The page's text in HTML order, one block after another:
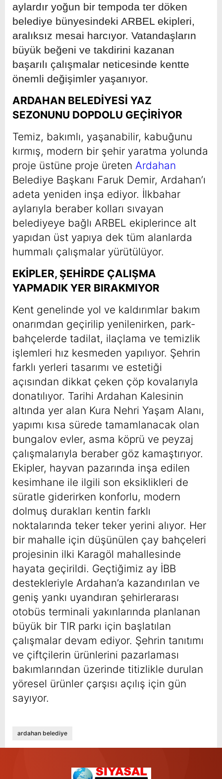
aylardır yoğun bir tempoda ter döken
belediye bünyesindeki ARBEL ekipleri,
aralıksız mesai harcıyor. Vatandaşların
büyük beğeni ve takdirini kazanan
başarılı çalışmalar neticesinde kentte
önemli değişimler yaşanıyor.
ARDAHAN BELEDİYESİ YAZ
SEZONUNU DOPDOLU GEÇİRİYOR
Temiz, bakımlı, yaşanabilir, kabuğunu
kırmış, modern bir şehir yaratma yolunda
proje üstüne proje üreten Ardahan
Belediye Başkanı Faruk Demir, Ardahan’ı
adeta yeniden inşa ediyor. İlkbahar
aylarıyla beraber kolları sıvayan
belediyeye bağlı ARBEL ekiplerince alt
yapıdan üst yapıya dek tüm alanlarda
hummalı çalışmalar yürütülüyor.
EKİPLER, ŞEHİRDE ÇALIŞMA
YAPMADIK YER BIRAKMIYOR
Kent genelinde yol ve kaldırımlar bakım
onarımdan geçirilip yenilenirken, park-
bahçelerde tadilat, ilaçlama ve temizlik
işlemleri hız kesmeden yapılıyor. Şehrin
farklı yerleri tasarımı ve estetiği
açısından dikkat çeken çöp kovalarıyla
donatılıyor. Tarihi Ardahan Kalesinin
altında yer alan Kura Nehri Yaşam Alanı,
yapımı kısa sürede tamamlanacak olan
bungalov evler, asma köprü ve peyzaj
çalışmalarıyla beraber göz kamaştırıyor.
Ekipler, hayvan pazarında inşa edilen
kesimhane ile ilgili son eksiklikleri de
süratle giderirken konforlu, modern
dolmuş durakları kentin farklı
noktalarında teker teker yerini alıyor. Her
bir mahalle için düşünülen çay bahçeleri
projesinin ilki Karagöl mahallesinde
hayata geçirildi. Geçtiğimiz ay İBB
destekleriyle Ardahan’a kazandırılan ve
geniş yankı uyandıran şehirlerarası
otobüs terminali yakınlarında planlanan
büyük bir TIR parkı için başlatılan
çalışmalar devam ediyor. Şehrin tanıtımı
ve çiftçilerin ürünlerini pazarlaması
bakımlarından üzerinde titizlikle durulan
yöresel ürünler çarşısı açılış için gün
sayıyor.
ardahan belediye